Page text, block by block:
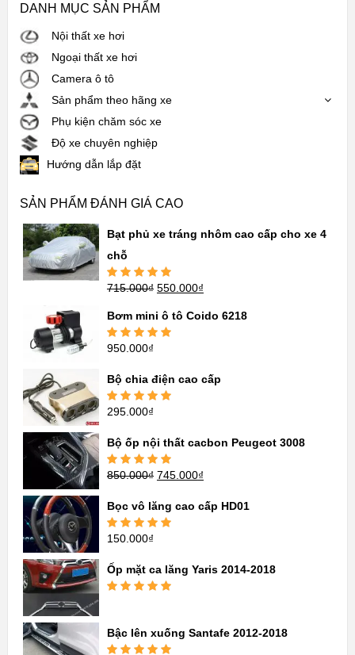
DANH MỤC SẢN PHẨM
Nội thất xe hơi
Ngoại thất xe hơi
Camera ô tô
Sản phẩm theo hãng xe
Phụ kiện chăm sóc xe
Độ xe chuyên nghiệp
Hướng dẫn lắp đặt
SẢN PHẨM ĐÁNH GIÁ CAO
Bạt phủ xe tráng nhôm cao cấp cho xe 4
chỗ
Được xếp
sao
715.000₫ 550.000₫
Bơm mini ô tô Coido 6218
Được xếp
950.000₫
Bộ chia điện cao cấp
Được xếp
295.000₫
Bộ ốp nội thất cacbon Peugeot 3008
Được xếp
850.000₫ 745.000₫
Bọc vô lăng cao cấp HD01
Được xếp
sao
150.000₫
Ốp mặt ca lăng Yaris 2014-2018
Bậc lên xuống Santafe 2012-2018